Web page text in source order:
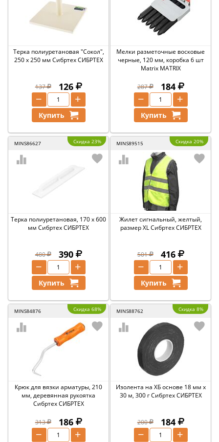
Терка полиуретановая "Сокол",
250 х 250 мм Сибртех СИБРТЕХ
137 126
+
−
Купить
Мелки разметочные восковые
черные, 120 мм, коробка 6 шт
Matrix MATRIX
287 184
+
−
Купить
MINS86627 Скидка 23%
Терка полиуретановая, 170 х 600
мм Сибртех СИБРТЕХ
480 390
+
−
Купить
MINS89515 Скидка 20%
Жилет сигнальный, желтый,
размер XL Сибртех СИБРТЕХ
501 416
+
−
Купить
MINS84876 Скидка 68%
Крюк для вязки арматуры, 210
мм, деревянная рукоятка
Сибртех СИБРТЕХ
313 186
+
−
MINS88762 Скидка 8%
Изолента на ХБ основе 18 мм х
30 м, 300 г Сибртех СИБРТЕХ
200 184
+
−